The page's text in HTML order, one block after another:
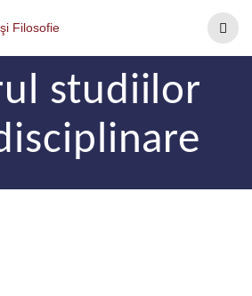
studiilor